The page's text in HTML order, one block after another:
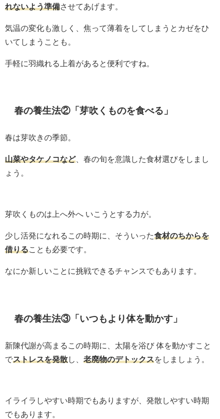
れないよう準備させてあげます。
気温の変化も激しく、焦って薄着をしてしまうとカゼをひ
いてしまうことも。
手軽に羽織れる上着があると便利ですね。
春の養生法②「芽吹くものを食べる」
春は芽吹きの季節。
山菜やタケノコなど、春の旬を意識した食材選びをしまし
ょう。
芽吹くものは上へ外へ いこうとする力が。
少し活発になれるこの時期に、そういった食材のちからを
借りることも必要です。
なにか新しいことに挑戦できるチャンスでもあります。
春の養生法③「いつもより体を動かす」
新陳代謝が高まるこの時期に、太陽を浴び 体を動かすこと
でストレスを発散し、 老廃物のデトックスをしましょう。
イライラしやすい時期でもありますが、発散しやすい時期
でもあります。